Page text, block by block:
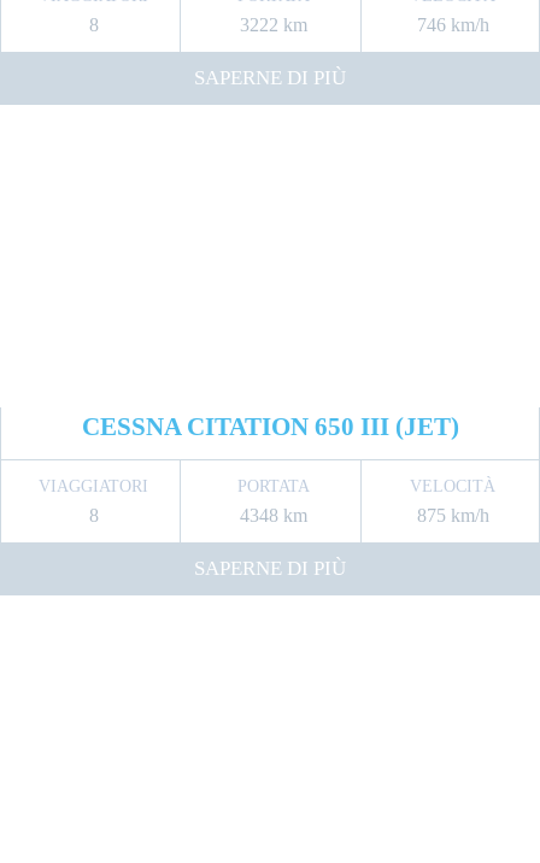
8 3222 km 746 km/h
SAPERNE DI PIÙ
CESSNA CITATION 650 III (JET)
VIAGGIATORI
8
PORTATA
4348 km
VELOCITÀ
875 km/h
SAPERNE DI PIÙ